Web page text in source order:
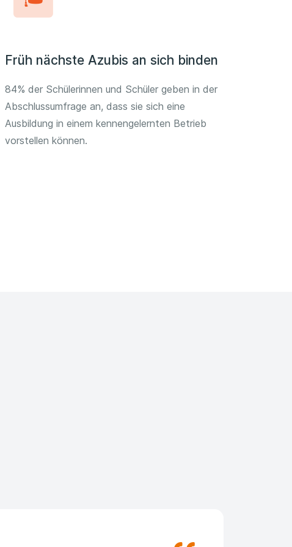
Früh nächste Azubis an sich binden
84% der Schülerinnen und Schüler geben in der
Abschlussumfrage an, dass sie sich eine
Ausbildung in einem kennengelernten Betrieb
vorstellen können.